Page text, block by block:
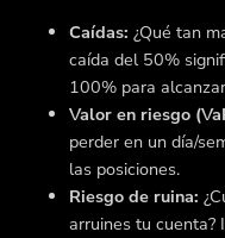
Caídas: ¿Qué tan
caída del 50%
100% para
Valor en riesgo
perder en un día/
las posiciones.
Riesgo de ruina:
arruines tu cuenta?